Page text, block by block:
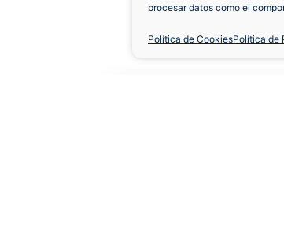
procesar datos como el
negativamente a ciertas
Política de CookiesPolítica de